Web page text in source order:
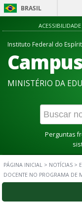
BRASIL
ACESSIBILIDADE
Instituto Federal do
MINISTÉRIO DA
Perguntas
PÁGINA INICIAL > NOTÍCIAS >
DOCENTE NO PROGRAMA DE